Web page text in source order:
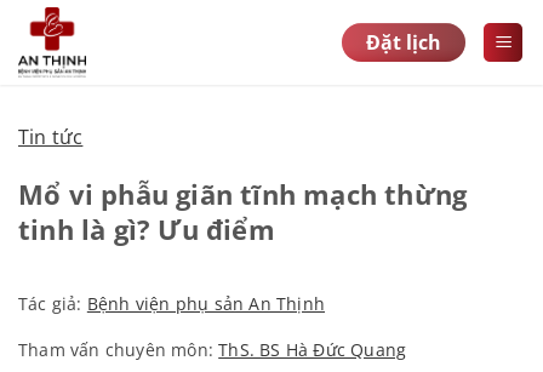
qua
nội
Đặt lịch
Tin tức
Mổ vi phẫu giãn tĩnh mạch thừng
tinh là gì? Ưu điểm
Tác giả: Bệnh viện phụ sản An Thịnh
Tham vấn chuyên môn:ThS. BS Hà Đức Quang